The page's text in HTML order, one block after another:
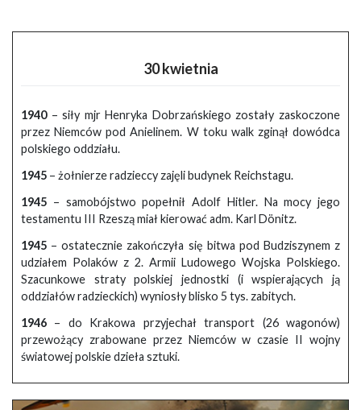
30 kwietnia
1940– siły mjr Henryka Dobrzańskiego zostały zaskoczone
przez Niemców pod Anielinem. W toku walk zginął dowódca
polskiego oddziału.
1945 – żołnierze radzieccy zajęli budynek Reichstagu.
1945 – samobójstwo popełnił Adolf Hitler. Na mocy jego
testamentu III Rzeszą miał kierować adm. Karl Dönitz.
1945 – ostatecznie zakończyła się bitwa pod Budziszynem z
udziałem Polaków z 2. Armii Ludowego Wojska Polskiego.
Szacunkowe straty polskiej jednostki (i wspierających ją
oddziałów radzieckich) wyniosły blisko 5 tys. zabitych.
1946 – do Krakowa przyjechał transport (26 wagonów)
przewożący zrabowane przez Niemców w czasie II wojny
światowej polskie dzieła sztuki.